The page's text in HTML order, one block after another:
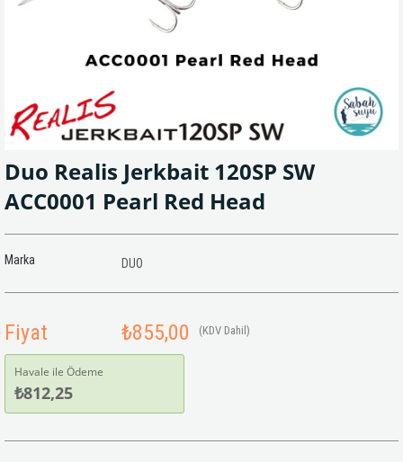
Duo Realis Jerkbait 120SP SW
ACC0001 Pearl Red Head
Marka DUO
Fiyat ₺855,00 (KDV Dahil)
Havale ile Ödeme
₺812,25